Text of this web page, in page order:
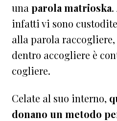
una parola matrioska
infatti vi sono
alla parola raccogliere,
dentro accogliere è
cogliere.
Celate al suo interno,
donano un metodo